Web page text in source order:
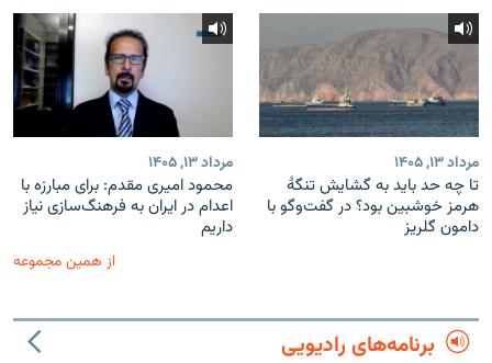
مرداد ۱۳, ۱۴۰۵
تا چه حد باید به گشایش تنگهٔ
هرمز خوشبین بود؟ در گفت‌وگو با
دامون گلریز
مرداد ۱۳, ۱۴۰۵
محمود امیری مقدم: برای مبارزه با
اعدام در ایران به فرهنگ‌سازی نیاز
داریم
از همین مجموعه
برنامه‌های رادیویی